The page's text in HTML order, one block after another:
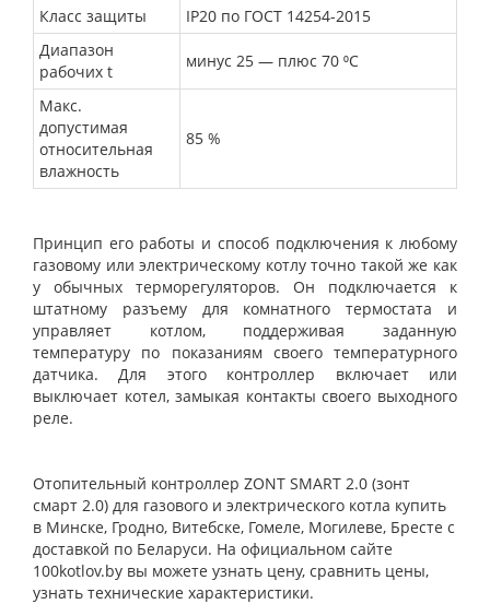
Класс защиты
IP20 по ГОСТ 14254-2015
Диапазон
рабочих t
минус 25 — плюс 70 ⁰С
Макс.
допустимая
относительная
влажность
85 %
Принцип его работы и способ подключения к любому
газовому или электрическому котлу точно такой же как
у обычных терморегуляторов. Он подключается к
штатному разъему для комнатного термостата и
управляет котлом, поддерживая заданную
температуру по показаниям своего температурного
датчика. Для этого контроллер включает или
выключает котел, замыкая контакты своего выходного
реле.
Отопительный контроллер ZONT SMART 2.0 (зонт
смарт 2.0) для газового и электрического котла купить
в Минске, Гродно, Витебске, Гомеле, Могилеве, Бресте с
доставкой по Беларуси. На официальном сайте
100kotlov.by вы можете узнать цену, сравнить цены,
узнать технические характеристики.